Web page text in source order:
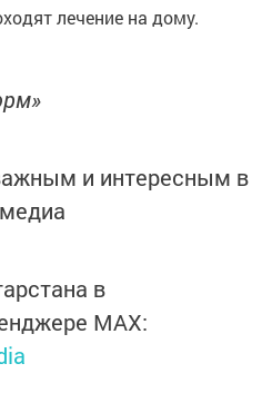
лечение на дому.
и интересным в
в
MАХ: